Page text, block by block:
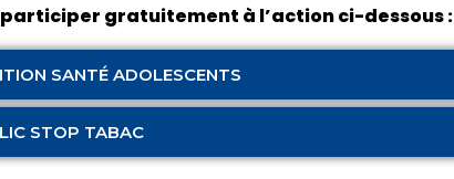
participer gratuitement à l’action ci-dessous :
SANTÉ ADOLESCENTS
STOP TABAC